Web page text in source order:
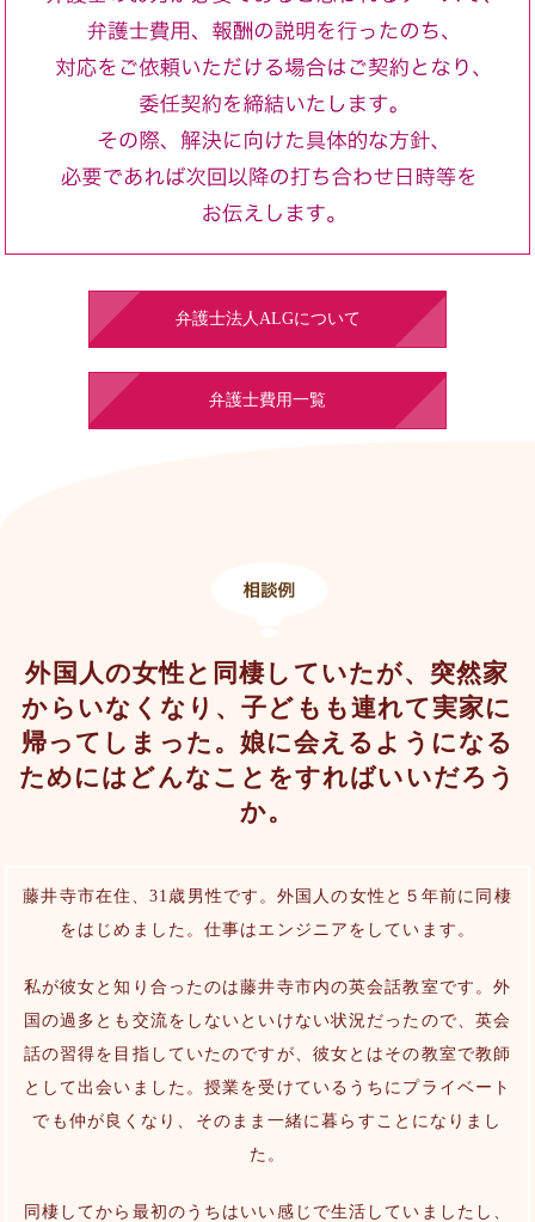
弁護士法人ALGについて
弁護士費用一覧
外国人の女性と同棲していたが、突然家
からいなくなり、子どもも連れて実家に
帰ってしまった。娘に会えるようになる
ためにはどんなことをすればいいだろう
か。
藤井寺市在住、31歳男性です。外国人の女性と５年前に同棲
をはじめました。仕事はエンジニアをしています。
私が彼女と知り合ったのは藤井寺市内の英会話教室です。外
国の過多とも交流をしないといけない状況だったので、英会
話の習得を目指していたのですが、彼女とはその教室で教師
として出会いました。授業を受けているうちにプライベート
でも仲が良くなり、そのまま一緒に暮らすことになりまし
た。
同棲してから最初のうちはいい感じで生活していましたし、